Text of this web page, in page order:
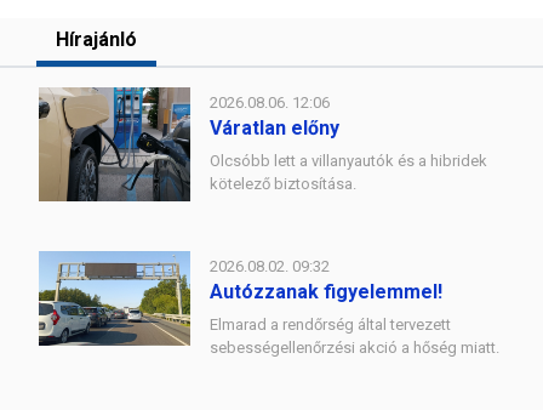
Hírajánló
2026.08.06. 12:06
Váratlan előny
Olcsóbb lett a villanyautók és a hibridek
kötelező biztosítása.
2026.08.02. 09:32
Autózzanak figyelemmel!
Elmarad a rendőrség által tervezett
sebességellenőrzési akció a hőség miatt.